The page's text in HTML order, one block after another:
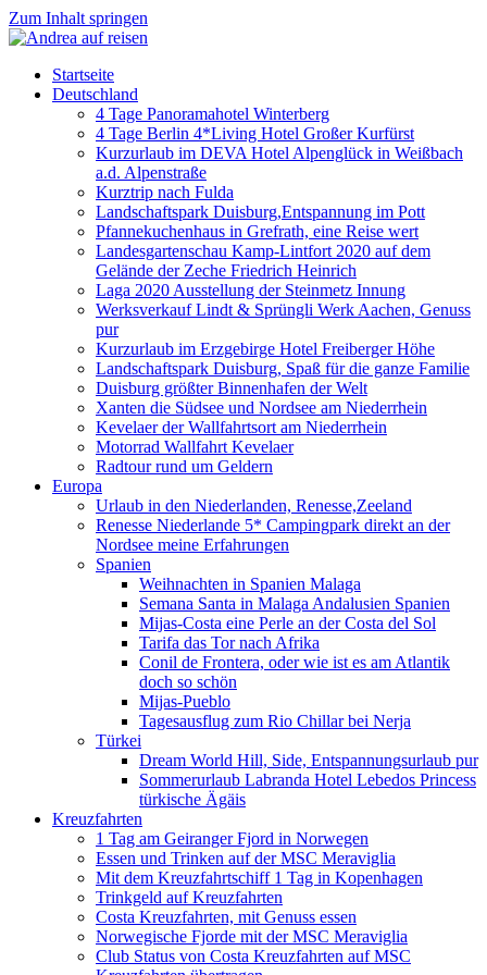
Zum Inhalt springen
Startseite
Deutschland
4 Tage Panoramahotel Winterberg
4 Tage Berlin 4*Living Hotel Großer Kurfürst
Kurzurlaub im DEVA Hotel Alpenglück in Weißbach
a.d. Alpenstraße
Kurztrip nach Fulda
Landschaftspark Duisburg,Entspannung im Pott
Pfannekuchenhaus in Grefrath, eine Reise wert
Landesgartenschau Kamp-Lintfort 2020 auf dem
Gelände der Zeche Friedrich Heinrich
Laga 2020 Ausstellung der Steinmetz Innung
Werksverkauf Lindt & Sprüngli Werk Aachen, Genuss
pur
Kurzurlaub im Erzgebirge Hotel Freiberger Höhe
Landschaftspark Duisburg, Spaß für die ganze Familie
Duisburg größter Binnenhafen der Welt
Xanten die Südsee und Nordsee am Niederrhein
Kevelaer der Wallfahrtsort am Niederrhein
Motorrad Wallfahrt Kevelaer
Radtour rund um Geldern
Europa
Urlaub in den Niederlanden, Renesse,Zeeland
Renesse Niederlande 5* Campingpark direkt an der
Nordsee meine Erfahrungen
Spanien
Weihnachten in Spanien Malaga
Semana Santa in Malaga Andalusien Spanien
Mijas-Costa eine Perle an der Costa del Sol
Tarifa das Tor nach Afrika
Conil de Frontera, oder wie ist es am Atlantik
doch so schön
Mijas-Pueblo
Tagesausflug zum Rio Chillar bei Nerja
Türkei
Dream World Hill, Side, Entspannungsurlaub pur
Sommerurlaub Labranda Hotel Lebedos Princess
türkische Ägäis
Kreuzfahrten
1 Tag am Geiranger Fjord in Norwegen
Essen und Trinken auf der MSC Meraviglia
Mit dem Kreuzfahrtschiff 1 Tag in Kopenhagen
Trinkgeld auf Kreuzfahrten
Costa Kreuzfahrten, mit Genuss essen
Norwegische Fjorde mit der MSC Meraviglia
Club Status von Costa Kreuzfahrten auf MSC